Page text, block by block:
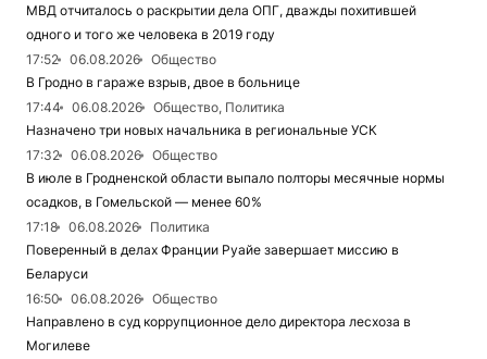
МВД отчиталось о раскрытии дела ОПГ, дважды похитившей
одного и того же человека в 2019 году
17:52
06.08.2026
Общество
В Гродно в гараже взрыв, двое в больнице
17:44
06.08.2026
Общество, Политика
Назначено три новых начальника в региональные УСК
17:32
06.08.2026
Общество
В июле в Гродненской области выпало полторы месячные нормы
осадков, в Гомельской — менее 60%
17:18
06.08.2026
Политика
Поверенный в делах Франции Руайе завершает миссию в
Беларуси
16:50
06.08.2026
Общество
Направлено в суд коррупционное дело директора лесхоза в
Могилеве